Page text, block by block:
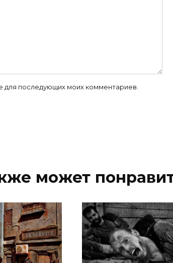
для последующих моих комментариев.
может